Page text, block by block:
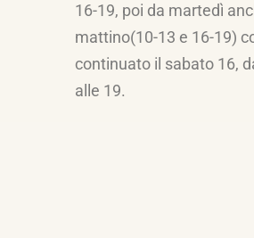
16-19, poi da martedì
mattino(10-13 e 16-19)
continuato il sabato 16,
alle 19.